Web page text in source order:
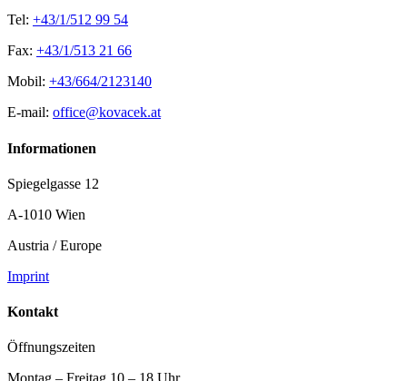
Tel: +43/1/512 99 54
Fax: +43/1/513 21 66
Mobil: +43/664/2123140
E-mail: office@kovacek.at
Informationen
Spiegelgasse 12
A-1010 Wien
Austria / Europe
Imprint
Kontakt
Öffnungszeiten